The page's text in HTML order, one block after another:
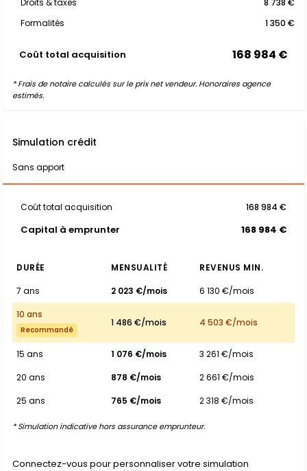
Droits & taxes
8 738 €
Formalités
1 350 €
Coût total acquisition 168 984 €
* Frais de notaire calculés sur le prix net vendeur. Honoraires agence
estimés.
Simulation crédit
Sans apport
Coût total acquisition 168 984 €
Capital à emprunter 168 984 €
DURÉE MENSUALITÉ
REVENUS MIN.
7 ans
2 023 €/mois
6 130 €/mois
10 ans
Recommandé
1 486 €/mois 4 503 €/mois
15 ans 1 076 €/mois
3 261 €/mois
20 ans
878 €/mois
2 661 €/mois
25 ans
765 €/mois 2 318 €/mois
* Simulation indicative hors assurance emprunteur.
Connectez-vous pour personnaliser votre simulation